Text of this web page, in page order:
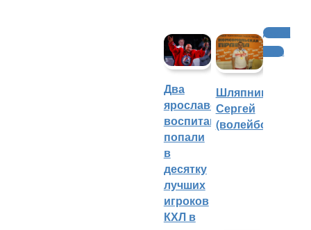
Два
ярославских
воспитанника
попали
в
десятку
лучших
игроков
КХЛ в
Шляпников
Сергей
(волейбол)
Другие
виды